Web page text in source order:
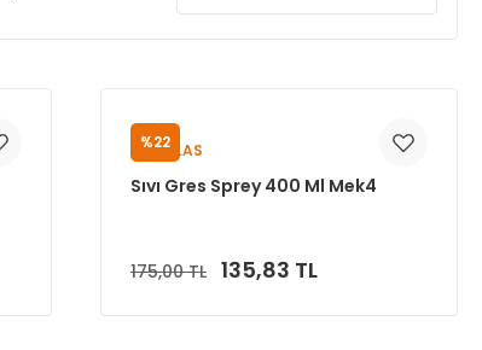
%22
PUMALAS
Sıvı Gres Sprey 400 Ml Mek4
175,00 TL 135,83 TL
Sepete Ekle